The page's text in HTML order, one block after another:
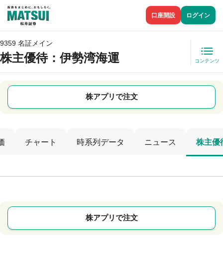
口座開設 ログイン
9359 名証メイン
株主優待：伊勢湾海運 コンテンツ
株アプリで注文
チャート 時系列データ ニュース 株主優
株アプリで注文